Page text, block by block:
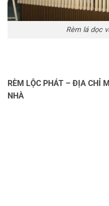
Rèm lá dọc
RÈM LỘC PHÁT – ĐỊA CHỈ
NHÀ